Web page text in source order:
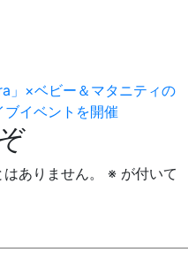
」×ベビー＆マタニティの
ブイベントを開催
ありません。 ※ が付いて